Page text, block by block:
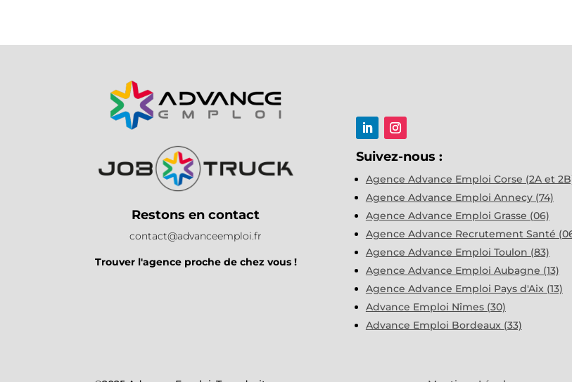
Restons en contact
contact@advanceemploi.fr
Trouver l'agence proche de chez vous !
Suivez-nous :
Agence Advance Emploi Corse (2A et
Agence Advance Emploi Annecy (74)
Agence Advance Emploi Grasse (06)
Agence Advance Recrutement Santé
Agence Advance Emploi Toulon (83)
Agence Advance Emploi Aubagne (13)
Agence Advance Emploi Pays d'Aix (13)
Advance Emploi Nîmes (30)
Advance Emploi Bordeaux (33)